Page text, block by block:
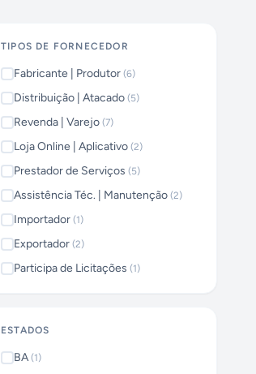
TIPOS DE FORNECEDOR
Fabricante | Produtor (6)
Distribuição | Atacado (5)
Revenda | Varejo (7)
Loja Online | Aplicativo (2)
Prestador de Serviços (5)
Assistência Téc. | Manutenção (2)
Importador (1)
Exportador (2)
Participa de Licitações (1)
ESTADOS
BA (1)